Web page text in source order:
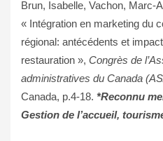
Brun, Isabelle, Vachon, Marc-
« Intégration en marketing du
régional: antécédents et
restauration », Congrès de
administratives du Canada
Canada, p.4-18. *Reconnu
Gestion de l’accueil,